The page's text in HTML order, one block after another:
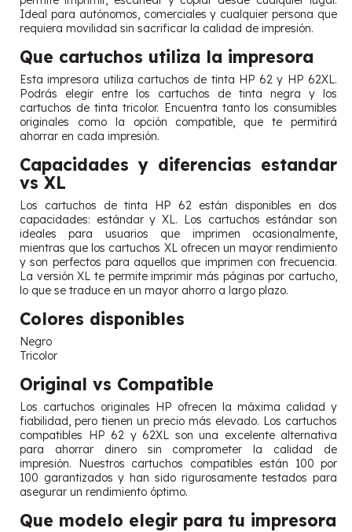
Ideal para autónomos, comerciales y cualquier persona que
requiera movilidad sin sacrificar la calidad de impresión.
Que cartuchos utiliza la impresora
Esta impresora utiliza cartuchos de tinta HP 62 y HP 62XL.
Podrás elegir entre los cartuchos de tinta negra y los
cartuchos de tinta tricolor. Encuentra tanto los consumibles
originales como la opción compatible, que te permitirá
ahorrar en cada impresión.
Capacidades y diferencias estandar
vs XL
Los cartuchos de tinta HP 62 están disponibles en dos
capacidades: estándar y XL. Los cartuchos estándar son
ideales para usuarios que imprimen ocasionalmente,
mientras que los cartuchos XL ofrecen un mayor rendimiento
y son perfectos para aquellos que imprimen con frecuencia.
La versión XL te permite imprimir más páginas por cartucho,
lo que se traduce en un mayor ahorro a largo plazo.
Colores disponibles
Negro
Tricolor
Original vs Compatible
Los cartuchos originales HP ofrecen la máxima calidad y
fiabilidad, pero tienen un precio más elevado. Los cartuchos
compatibles HP 62 y 62XL son una excelente alternativa
para ahorrar dinero sin comprometer la calidad de
impresión. Nuestros cartuchos compatibles están 100 por
100 garantizados y han sido rigurosamente testados para
asegurar un rendimiento óptimo.
Que modelo elegir para tu impresora